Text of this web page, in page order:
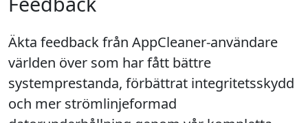
Äkta feedback från AppCleaner‑användare
världen över som har fått bättre
systemprestanda, förbättrat integritetsskydd
och mer strömlinjeformad